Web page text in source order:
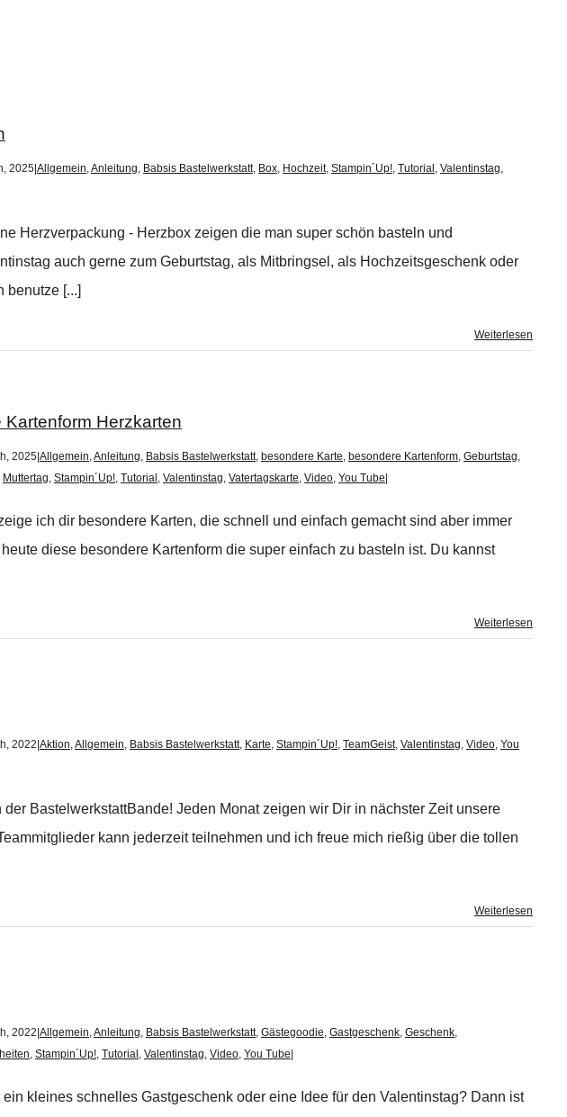
2025 Allgemein,Anleitung, Babsis Bastelwerkstatt, Box, Hochzeit, Stampin´Up!, Tutorial , Valentinstag,
Herzverpackung - Herzbox zeigen die man super schön basteln und
auch gerne zum Geburtstag, als Mitbringsel, als Hochzeitsgeschenk oder
benutze [...]
Weiterlesen
Herzkarten
2025 Allgemein,Anleitung, Babsis Bastelwerkstatt, besondere Karte, besondere Kartenform, Geburtstag,
Muttertag, Stampin´Up!, Tutorial , Valentinstag, Vatertagskarte, Video, You Tube
ich dir besondere Karten, die schnell und einfach gemacht sind aber immer
diese besondere Kartenform die super einfach zu basteln ist. Du kannst
Weiterlesen
2022 Aktion,Allgemein, Babsis Bastelwerkstatt, Karte, Stampin´Up!, TeamGeist, Valentinstag, Video, You
der BastelwerkstattBande! Jeden Monat zeigen wir Dir in nächster Zeit unsere
kann jederzeit teilnehmen und ich freue mich rießig über die tollen
Weiterlesen
2022 Allgemein,Anleitung, Babsis Bastelwerkstatt, Gästegoodie, Gastgeschenk, Geschenk,
, Stampin´Up!, Tutorial , Valentinstag, Video, You Tube
kleines schnelles Gastgeschenk oder eine Idee für den Valentinstag? Dann ist